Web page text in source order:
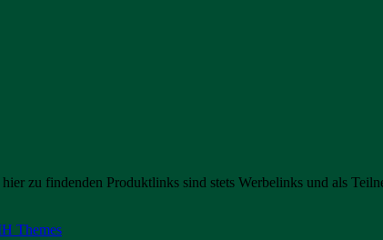
zu findenden Produktlinks sind stets Werbelinks und als
Themes